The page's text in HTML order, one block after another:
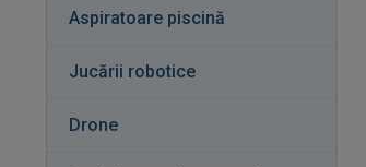
Aspiratoare piscină
Jucării robotice
Drone